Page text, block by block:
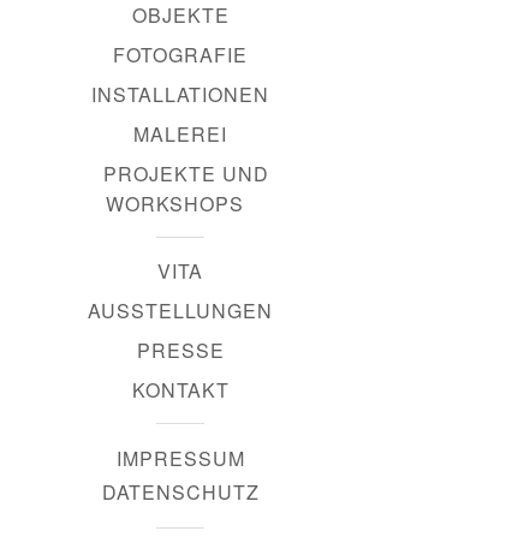
OBJEKTE
FOTOGRAFIE
INSTALLATIONEN
MALEREI
PROJEKTE UND
WORKSHOPS
VITA
AUSSTELLUNGEN
PRESSE
KONTAKT
IMPRESSUM
DATENSCHUTZ